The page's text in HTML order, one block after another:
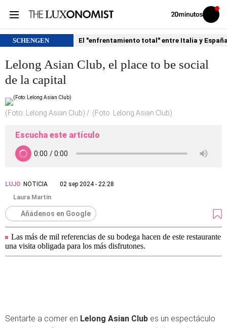
Volver
Iniciar
sesión
SCHENGEN El "enfrentamiento total" entre Italia y
Lelong Asian Club, el place to be social
de la capital
(Foto: Lelong Asian Club) (Foto: Lelong Asian Club)
Escucha este artículo
LUJO NOTICIA
02 sep 2024 - 22:28
Laura Martín
Añádenos en Google
Las más de mil referencias de su bodega hacen de este restaurante
una visita obligada para los más disfrutones.
Sentarte a comer en Lelong Asian Club es un espectáculo